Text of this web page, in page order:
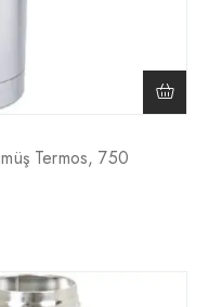
Termos, 750